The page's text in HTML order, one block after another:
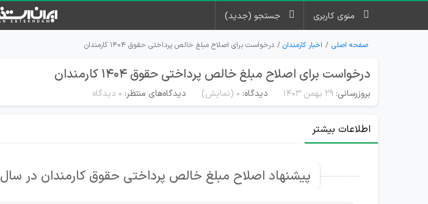
منوی کاربری جستجو (جدید)
صفحه اصلی اخبار کارمندان درخواست برای اصلاح مبلغ خالص پرداختی حقوق ۱۴۰۴ کارمندان
درخواست برای اصلاح مبلغ خالص پرداختی حقوق ۱۴۰۴ کارمندان
بروزرسانی: ۲۹ بهمن ۱۴۰۳ دیدگاه: 0 (نمایش) دیدگاه‌های منتظر: ۰ دیدگاه
اطلاعات بیشتر
پیشنهاد اصلاح مبلغ خالص پرداختی حقوق کارمندان در سال 1404